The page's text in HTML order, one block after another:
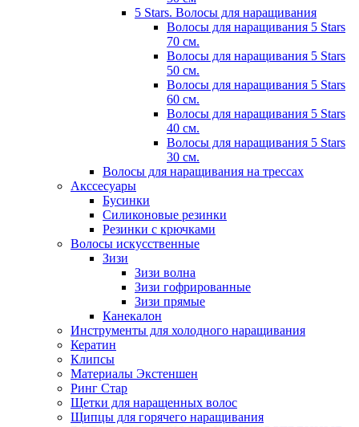
5 Stars. Волосы для наращивания
Волосы для наращивания 5 Stars
70 см.
Волосы для наращивания 5 Stars
50 см.
Волосы для наращивания 5 Stars
60 см.
Волосы для наращивания 5 Stars
40 см.
Волосы для наращивания 5 Stars
30 см.
Волосы для наращивания на трессах
Акссесуары
Бусинки
Силиконовые резинки
Резинки с крючками
Волосы искусственные
Зизи
Зизи волна
Зизи гофрированные
Зизи прямые
Канекалон
Инструменты для холодного наращивания
Кератин
Клипсы
Материалы Экстеншен
Ринг Стар
Щетки для наращенных волос
Щипцы для горячего наращивания